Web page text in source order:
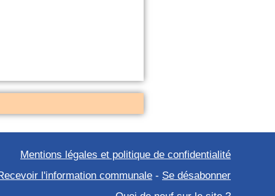
Mentions légales et politique de confidentialité
l'information communale - Se désabonner